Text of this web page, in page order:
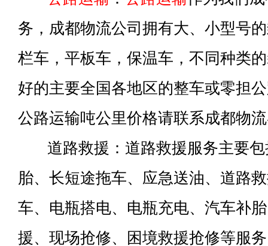
务，成都物流公司拥有大、小型号
栏车，平板车，保温车，不同种类
好的主要全国各地区的整车或零担
公路运输吨公里价格请联系成都物
道路救援：道路救援服务主要包
胎、长短途拖车、应急送油、道路
车、电瓶搭电、电瓶充电、汽车补
援、现场抢修、困境救援抢修等服